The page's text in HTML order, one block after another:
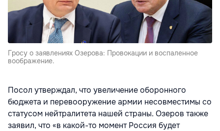
Гросу о заявлениях Озерова: Провокации и воспаленное
воображение.
Посол утверждал, что увеличение оборонного
бюджета и перевооружение армии несовместимы со
статусом нейтралитета нашей страны. Озеров также
заявил, что «в какой-то момент Россия будет